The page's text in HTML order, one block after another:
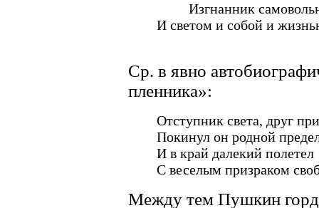
Изгнанник
И светом и собой и
Ср. в явно
пленника»:
Отступник света, друг
Покинул он родной
И в край далекий полетел
С веселым призраком
Между тем Пушкин